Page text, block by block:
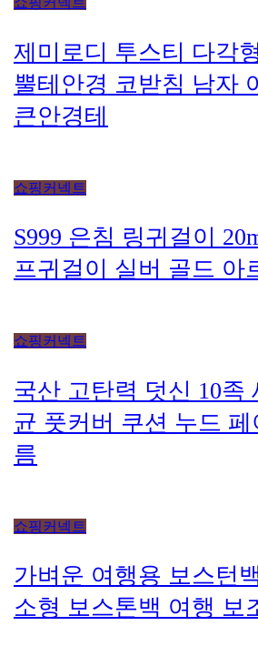
제미로디 투스티 다각
뿔테안경 코받침 남자
큰안경테
쇼핑커넥트
S999 은침 링귀걸이
프귀걸이 실버 골드 아
쇼핑커넥트
국산 고탄력 덧신 10족
균 풋커버 쿠션 누드 페
름
쇼핑커넥트
가벼운 여행용 보스턴
소형 보스톤백 여행 보